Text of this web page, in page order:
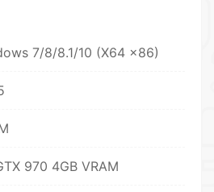
7/8/8.1/10 (X64 x86)
970 4GB VRAM